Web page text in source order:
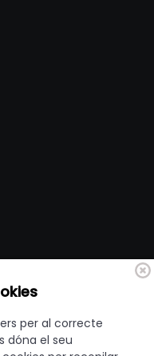
per al correcte
dóna el seu